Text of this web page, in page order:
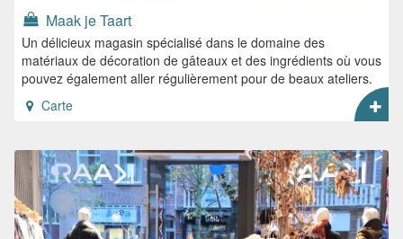
Maak je Taart
Un délicieux magasin spécialisé dans le domaine des
matériaux de décoration de gâteaux et des ingrédients où vous
pouvez également aller régulièrement pour de beaux ateliers.
Carte